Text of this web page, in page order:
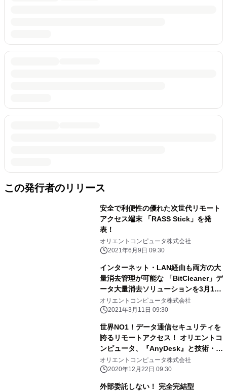
この発行者のリリース
安全で利便性の優れた次世代リモート
アクセス端末 「RASS Stick」を発
表！
オリエントコンピュータ株式会社
2021年6月9日 09:30
インターネット・LAN経由も両方の大
量消去管理が可能な 「BitCleaner」デ
ータ大量消去ソリューションを3月11
日に発表！ ～返却や廃棄時のPC・
HDD・SSDからの情報漏洩防止～
オリエントコンピュータ株式会社
2021年3月11日 09:30
世界NO1！データ通信セキュリティを
誇るリモートアクセス！ オリエントコ
ンピュータ、『AnyDesk』と技術・販
売提携
オリエントコンピュータ株式会社
2020年12月22日 09:30
外部委託しない！ 完全完結型